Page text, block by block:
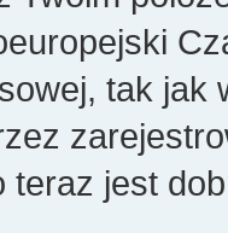
tak jak
teraz jest